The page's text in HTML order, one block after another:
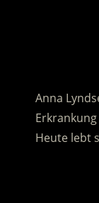
Anna
Heute lebt